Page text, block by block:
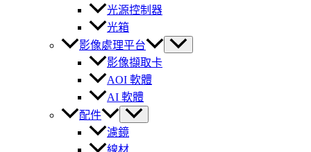
光源控制器
光箱
影像處理平台
影像擷取卡
AOI 軟體
AI 軟體
配件
濾鏡